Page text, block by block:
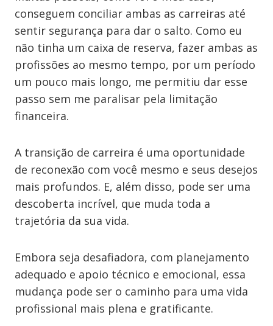
conseguem conciliar ambas as carreiras até
sentir segurança para dar o salto. Como eu
não tinha um caixa de reserva, fazer ambas as
profissões ao mesmo tempo, por um período
um pouco mais longo, me permitiu dar esse
passo sem me paralisar pela limitação
financeira.
A transição de carreira é uma oportunidade
de reconexão com você mesmo e seus desejos
mais profundos. E, além disso, pode ser uma
descoberta incrível, que muda toda a
trajetória da sua vida.
Embora seja desafiadora, com planejamento
adequado e apoio técnico e emocional, essa
mudança pode ser o caminho para uma vida
profissional mais plena e gratificante.